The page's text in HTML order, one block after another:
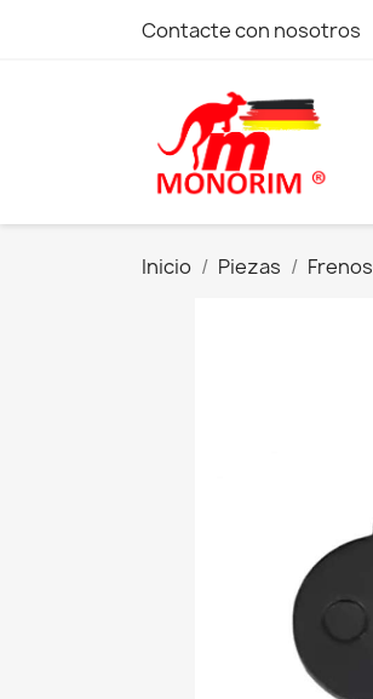
Contacte con nosotros
Inicio Piezas Frenos